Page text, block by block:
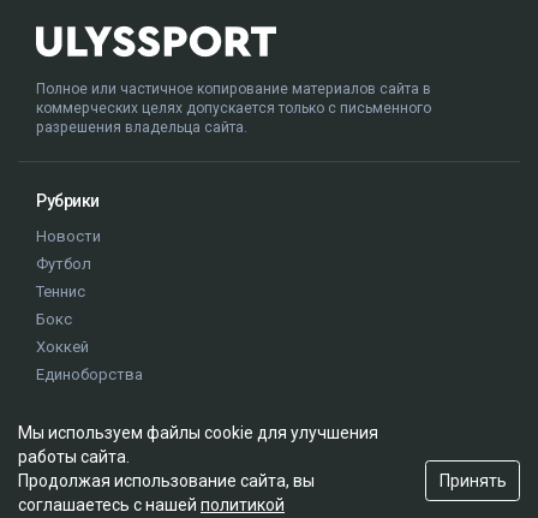
Полное или частичное копирование материалов сайта в
коммерческих целях допускается только с письменного
разрешения владельца сайта.
Рубрики
Новости
Футбол
Теннис
Бокс
Хоккей
Единоборства
Олимпиада
Редакция
Мы используем файлы cookie для улучшения
работы сайта.
Продолжая использование сайта, вы
соглашаетесь с нашей политикой
Принять